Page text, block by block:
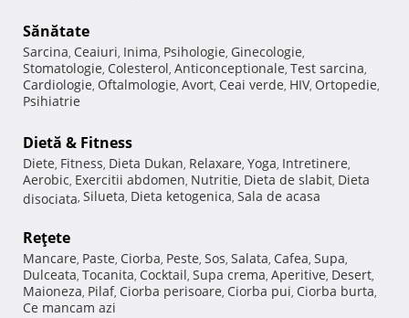
Sănătate
Sarcina, Ceaiuri, Inima, Psihologie, Ginecologie,
Stomatologie, Colesterol, Anticonceptionale, Test sarcina,
Cardiologie, Oftalmologie, Avort, Ceai verde, HIV, Ortopedie,
Psihiatrie
Dietă & Fitness
Diete, Fitness, Dieta Dukan, Relaxare, Yoga, Intretinere,
Aerobic, Exercitii abdomen, Nutritie, Dieta de slabit, Dieta
disociata, Silueta, Dieta ketogenica, Sala de acasa
Reţete
Mancare, Paste, Ciorba, Peste, Sos, Salata, Cafea, Supa,
Dulceata, Tocanita, Cocktail, Supa crema, Aperitive, Desert,
Maioneza, Pilaf, Ciorba perisoare, Ciorba pui, Ciorba burta,
Ce mancam azi